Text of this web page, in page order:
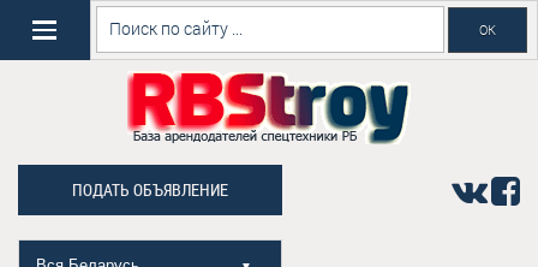
ПОДАТЬ ОБЪЯВЛЕНИЕ